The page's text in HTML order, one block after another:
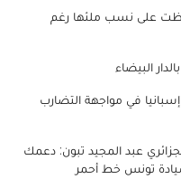
على نسب ملئها رغم
البيضاء
في مواجهة التضارب
عبد المجيد تبون: دعمك
تونس خط أحمر